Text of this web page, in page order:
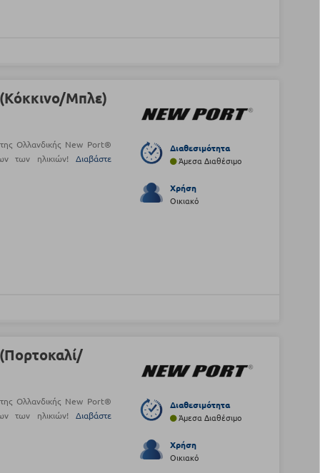
Μπλε)
Ολλανδικής New Port®
των ηλικιών! Διαβάστε
Διαθεσιμότητα
Άμεσα Διαθέσιμο
Χρήση
Οικιακό
Ολλανδικής New Port®
των ηλικιών! Διαβάστε
Διαθεσιμότητα
Άμεσα Διαθέσιμο
Χρήση
Οικιακό